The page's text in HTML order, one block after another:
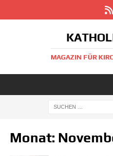
MAGAZIN FÜR
Monat: